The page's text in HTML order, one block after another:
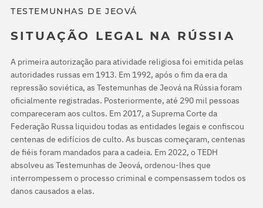
TESTEMUNHAS DE JEOVÁ
SITUAÇÃO LEGAL NA RÚSSIA
A primeira autorização para atividade religiosa foi emitida pelas
autoridades russas em 1913. Em 1992, após o fim da era da
repressão soviética, as Testemunhas de Jeová na Rússia foram
oficialmente registradas. Posteriormente, até 290 mil pessoas
compareceram aos cultos. Em 2017, a Suprema Corte da
Federação Russa liquidou todas as entidades legais e confiscou
centenas de edifícios de culto. As buscas começaram, centenas
de fiéis foram mandados para a cadeia. Em 2022, o TEDH
absolveu as Testemunhas de Jeová, ordenou-lhes que
interrompessem o processo criminal e compensassem todos os
danos causados a elas.